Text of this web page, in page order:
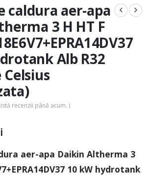
caldura aer-apa
3 H HT F
Alb R32
recenzii până acum. )
aer-apa Daikin Altherma 3
10 kW hydrotank